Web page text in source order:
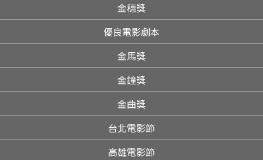
金穗獎
優良電影劇本
金馬獎
金鐘獎
金曲獎
台北電影節
高雄電影節